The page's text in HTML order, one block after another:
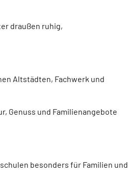
draußen ruhig,
Altstädten, Fachwerk und
Genuss und Familienangebote
besonders für Familien und